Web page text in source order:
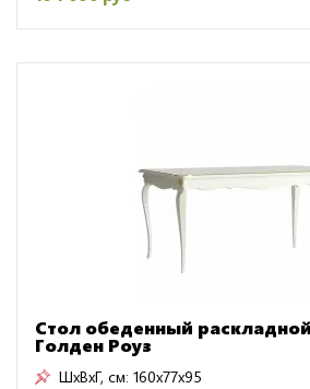
Стол обеденный раскладной
Голден Роуз
ШxВxГ, см: 160x77x95